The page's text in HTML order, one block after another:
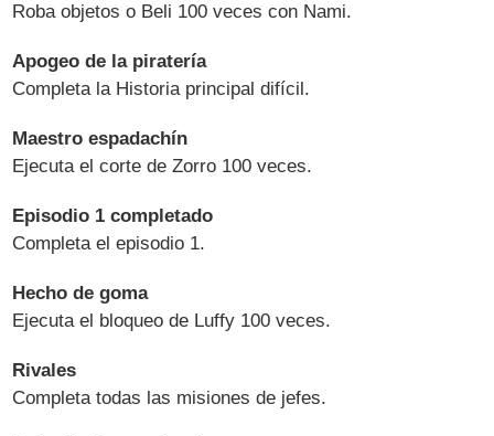
Roba objetos o Beli 100 veces con Nami.
Apogeo de la piratería
Completa la Historia principal difícil.
Maestro espadachín
Ejecuta el corte de Zorro 100 veces.
Episodio 1 completado
Completa el episodio 1.
Hecho de goma
Ejecuta el bloqueo de Luffy 100 veces.
Rivales
Completa todas las misiones de jefes.